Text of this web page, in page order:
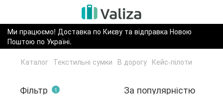
Ми працюємо! Доставка по Києву та відправка Новою
Поштою по Україні.
Каталог Текстильні сумки В дорогу Кейс-пілоти
Фільтр 1 За популярністю